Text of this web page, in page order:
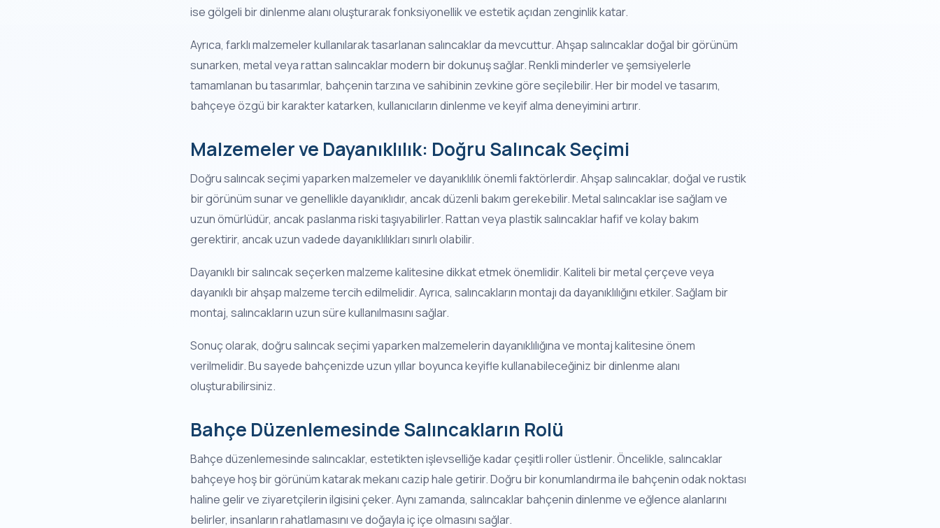
ise gölgeli bir dinlenme alanı oluşturarak fonksiyonellik ve estetik açıdan zenginlik katar.
Ayrıca, farklı malzemeler kullanılarak tasarlanan salıncaklar da mevcuttur. Ahşap salıncaklar doğal bir görünüm
sunarken, metal veya rattan salıncaklar modern bir dokunuş sağlar. Renkli minderler ve şemsiyelerle
tamamlanan bu tasarımlar, bahçenin tarzına ve sahibinin zevkine göre seçilebilir. Her bir model ve tasarım,
bahçeye özgü bir karakter katarken, kullanıcıların dinlenme ve keyif alma deneyimini artırır.
Malzemeler ve Dayanıklılık: Doğru Salıncak Seçimi
Doğru salıncak seçimi yaparken malzemeler ve dayanıklılık önemli faktörlerdir. Ahşap salıncaklar, doğal ve rustik
bir görünüm sunar ve genellikle dayanıklıdır, ancak düzenli bakım gerekebilir. Metal salıncaklar ise sağlam ve
uzun ömürlüdür, ancak paslanma riski taşıyabilirler. Rattan veya plastik salıncaklar hafif ve kolay bakım
gerektirir, ancak uzun vadede dayanıklılıkları sınırlı olabilir.
Dayanıklı bir salıncak seçerken malzeme kalitesine dikkat etmek önemlidir. Kaliteli bir metal çerçeve veya
dayanıklı bir ahşap malzeme tercih edilmelidir. Ayrıca, salıncakların montajı da dayanıklılığını etkiler. Sağlam bir
montaj, salıncakların uzun süre kullanılmasını sağlar.
Sonuç olarak, doğru salıncak seçimi yaparken malzemelerin dayanıklılığına ve montaj kalitesine önem
verilmelidir. Bu sayede bahçenizde uzun yıllar boyunca keyifle kullanabileceğiniz bir dinlenme alanı
oluşturabilirsiniz.
Bahçe Düzenlemesinde Salıncakların Rolü
Bahçe düzenlemesinde salıncaklar, estetikten işlevselliğe kadar çeşitli roller üstlenir. Öncelikle, salıncaklar
bahçeye hoş bir görünüm katarak mekanı cazip hale getirir. Doğru bir konumlandırma ile bahçenin odak noktası
haline gelir ve ziyaretçilerin ilgisini çeker. Aynı zamanda, salıncaklar bahçenin dinlenme ve eğlence alanlarını
belirler, insanların rahatlamasını ve doğayla iç içe olmasını sağlar.